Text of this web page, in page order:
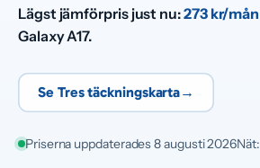
Lägst jämförpris just nu:273 kr/mån
Galaxy A17.
Se Tres täckningskarta→
Priserna uppdaterades 8 augusti 2026Nät: